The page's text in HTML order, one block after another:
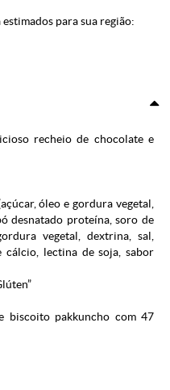
para sua região:
recheio de chocolate e
óleo e gordura vegetal,
desnatado proteína, soro de
vegetal, dextrina, sal,
cálcio, lectina de soja, sabor
biscoito pakkuncho com 47